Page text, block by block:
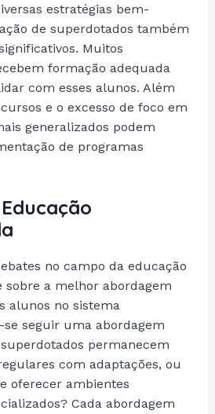
estratégias bem-
de superdotados também
Muitos
formação adequada
com esses alunos. Além
e o excesso de foco em
generalizados podem
de programas
no campo da educação
sobre a melhor abordagem
alunos no sistema
se seguir uma abordagem
permanecem
com adaptações, ou
oferecer ambientes
Cada abordagem